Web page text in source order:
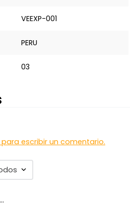
VEEXP-001
PERU
03
escribir un comentario.